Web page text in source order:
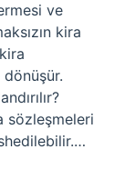
ve
kira
sözleşmeleri